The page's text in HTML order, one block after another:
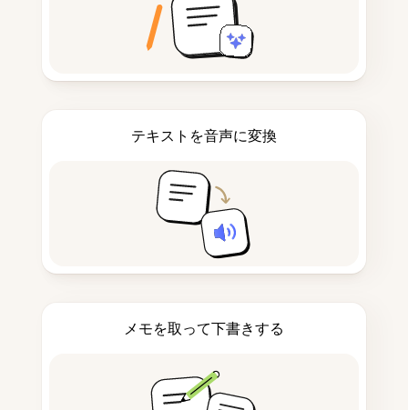
テキストを音声に変換
メモを取って下書きする